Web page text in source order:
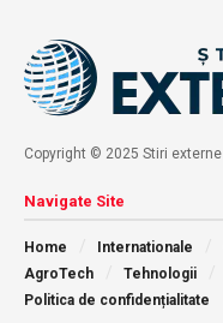
Copyright © 2025 Stiri externe
Navigate Site
Home Internationale
AgroTech
Tehnologii
Politica de confidențialitate